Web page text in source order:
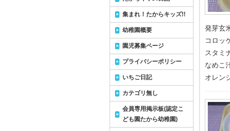
発芽玄
コロッ
スタミ
なめこ
オレン
集まれ！たからキッズ!!
幼稚園概要
園児募集ページ
プライバシーポリシー
いちご日記
カテゴリ無し
会員専用掲示板(認定こ
ども園たから幼稚園)